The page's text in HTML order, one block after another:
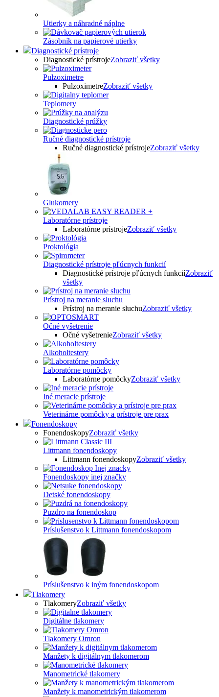
Utierky a náhradné náplne
Zásobník na papierové utierky
Diagnostické prístroje
Diagnostické prístrojeZobraziť všetky
Pulzoximetre
PulzoximetreZobraziť všetky
Teplomery
Diagnostické prúžky
Ručné diagnostické prístroje
Ručné diagnostické prístrojeZobraziť všetky
Glukomery
Laboratórne prístroje
Laboratórne prístrojeZobraziť všetky
Proktológia
Diagnostické prístroje pľúcnych funkcií
Diagnostické prístroje pľúcnych funkciíZobraziť
všetky
Prístroj na meranie sluchu
Prístroj na meranie sluchuZobraziť všetky
Očné vyšetrenie
Očné vyšetrenieZobraziť všetky
Alkoholtestery
Laboratórne pomôcky
Laboratórne pomôckyZobraziť všetky
Iné meracie prístroje
Veterinárne pomôcky a prístroje pre prax
Fonendoskopy
FonendoskopyZobraziť všetky
Littmann fonendoskopy
Littmann fonendoskopyZobraziť všetky
Fonendoskopy inej značky
Detské fonendoskopy
Puzdro na fonendoskop
Príslušenstvo k Littmann fonendoskopom
Príslušenstvo k iným fonendoskopom
Tlakomery
TlakomeryZobraziť všetky
Digitálne tlakomery
Tlakomery Omron
Manžety k digitálnym tlakomerom
Manometrické tlakomery
Manžety k manometrickým tlakomerom